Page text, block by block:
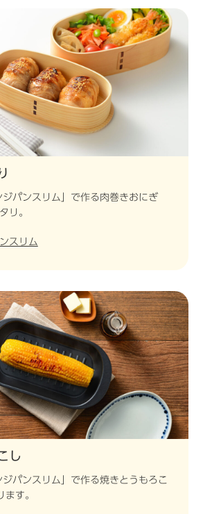
ジパンスリム」で作る肉巻きおにぎ
リ。
スリム
し
ジパンスリム」で作る焼きとうもろこ
ます。